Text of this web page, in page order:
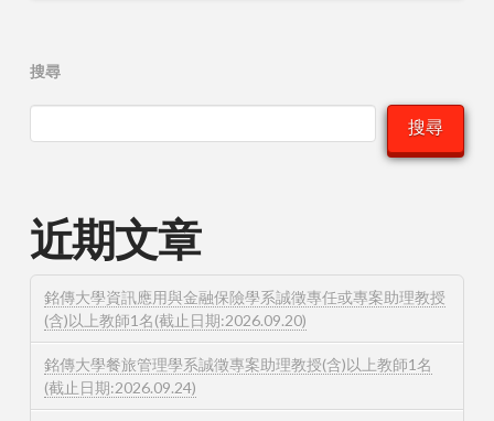
搜尋
搜尋
近期文章
銘傳大學資訊應用與金融保險學系誠徵專任或專案助理教授
(含)以上教師1名(截止日期:2026.09.20)
銘傳大學餐旅管理學系誠徵專案助理教授(含)以上教師1名
(截止日期:2026.09.24)